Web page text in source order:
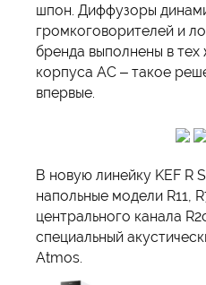
шпон. Диффузоры
громкоговорителей и
бренда выполнены в тех
корпуса АС – такое
впервые.
В новую линейку KEF R
напольные модели R11,
центрального канала
специальный
Atmos.